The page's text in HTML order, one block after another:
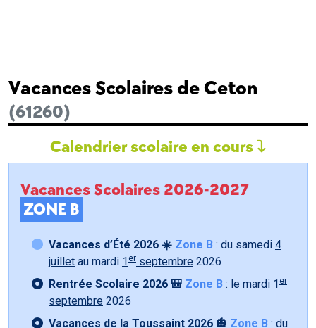
Vacances Scolaires de Ceton
(61260)
Calendrier scolaire en cours
Vacances Scolaires 2026-2027
ZONE B
Vacances d’Été 2026 ☀️ Zone B : du samedi 4
juillet au mardi 1 er septembre 2026
Rentrée Scolaire 2026 🎒 Zone B : le mardi 1 er
septembre 2026
Vacances de la Toussaint 2026 🎃 Zone B : du